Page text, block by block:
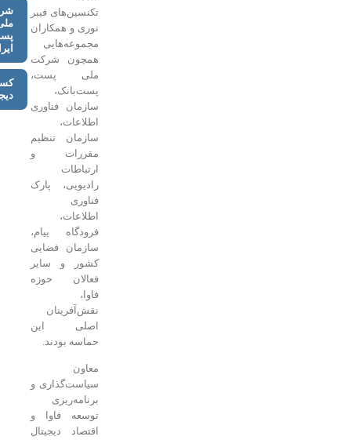
تکنسین‌های فیبر
نوری و همکاران
همچون شرکت
ملی پست،
سازمان فناوری
سازمان تنظیم
مقررات و
رادیویی، پارک
فرودگاه پیام،
سازمان فضایی
کشور و سایر
فعالان حوزه
اصلی این
سیاست‌گذاری و
توسعه فاوا و
اقتصاد دیجیتال
شرکت
پست
ایران
کسب‌وکارهای
دیجیتال